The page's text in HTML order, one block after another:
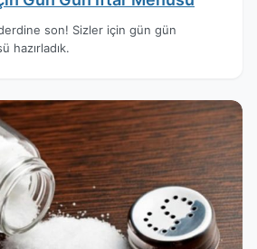
son! Sizler için gün gün
hazırladık.